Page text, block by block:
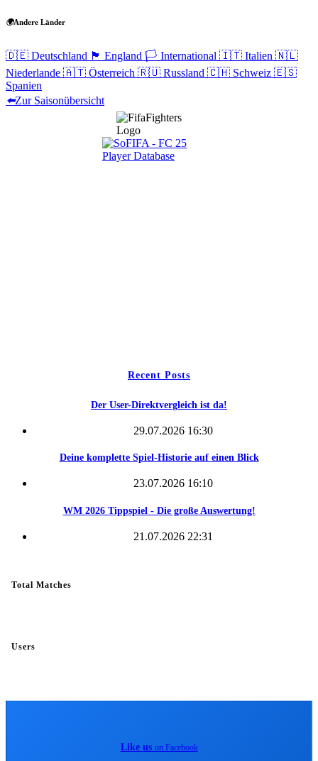
🌍Andere Länder
🇩🇪 Deutschland 🏴󠁧󠁢󠁥󠁮󠁧󠁿 England 🏳️ International 🇮🇹 Italien 🇳🇱
Niederlande 🇦🇹 Österreich 🇷🇺 Russland 🇨🇭 Schweiz 🇪🇸
Spanien
⬅️Zur Saisonübersicht
Recent Posts
Der User-Direktvergleich ist da!
29.07.2026 16:30
Deine komplette Spiel-Historie auf einen Blick
23.07.2026 16:10
WM 2026 Tippspiel - Die große Auswertung!
21.07.2026 22:31
Total Matches
Users
Like us on Facebook